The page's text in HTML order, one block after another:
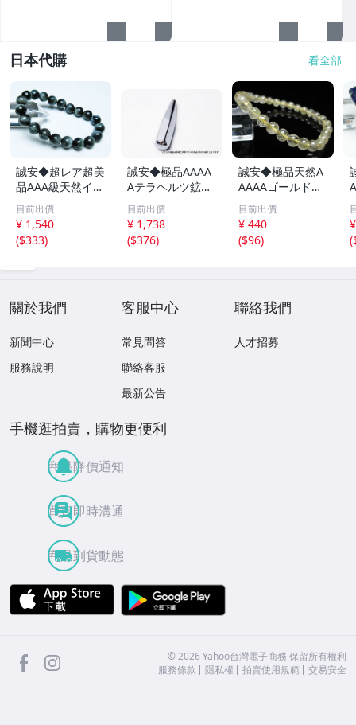
日本代購 看全部
誠安◆超レア超美
品AAA級天然イー
グルアイブレスレ
ット 10mm [T15
6-6923]
目前出價
¥ 1,540
($333)
誠安◆極品AAAA
Aテラヘルツ鉱石
マッサージ棒サイ
ズ：小[T557-215
1]
目前出價
¥ 1,738
($376)
誠安◆極品天然A
AAAAゴールドタ
イチンルチルブレ
スレット 6mm [T
171-7937]
目前出價
¥ 440
($96)
(
關於我們
新聞中心
服務說明
客服中心
常見問答
聯絡客服
最新公告
聯絡我們
人才招募
手機逛拍賣，購物更便利
商品降價通知
買賣即時溝通
商品到貨動態
APP Store
facebook ©2026 Yahoo台灣電子商務 保留所有權利
服務條款
隱私權 拍賣使用規範 交易安全